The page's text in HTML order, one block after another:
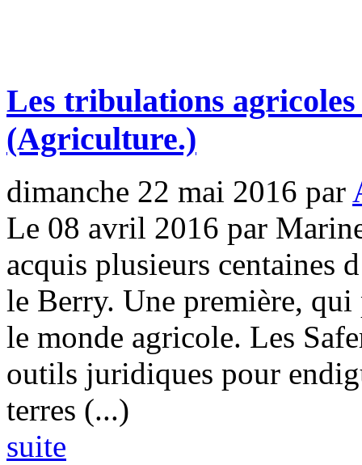
Les tribulations
(Agriculture.)
dimanche 22 mai 2016 par
Le 08 avril 2016 par
acquis plusieurs centaines
le Berry. Une première,
le monde agricole. Les
outils juridiques pour
terres (...)
suite